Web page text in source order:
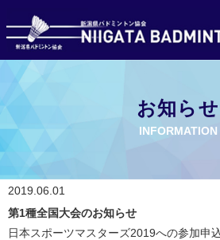
お知らせ
INFORMATION
2019.06.01
第1種全国大会のお知らせ
日本スポーツマスターズ2019への参加申